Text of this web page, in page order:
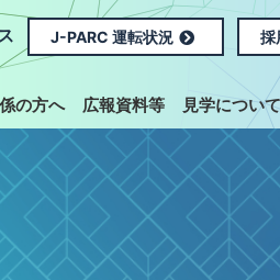
J-PARC 運転状況 採
の方へ 広報資料等 見学について